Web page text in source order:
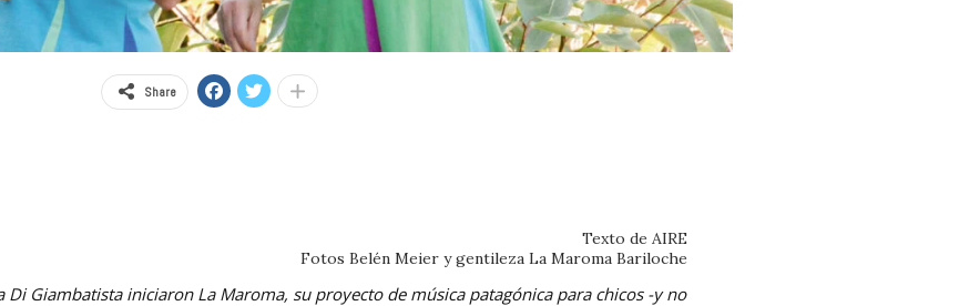
Share
Texto de AIRE
Fotos Belén Meier y gentileza La Maroma Bariloche
Di Giambatista iniciaron La Maroma, su proyecto de música patagónica para chicos -y no